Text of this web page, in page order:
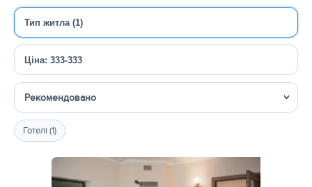
Тип житла (1)
Ціна: 333-333
Сортувати
Готелі (1)